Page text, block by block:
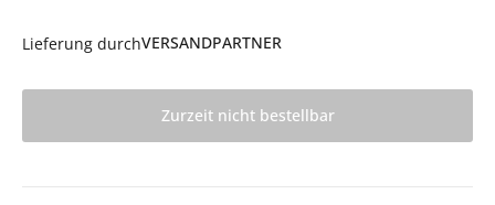
Lieferung durchVERSANDPARTNER
Zurzeit nicht bestellbar